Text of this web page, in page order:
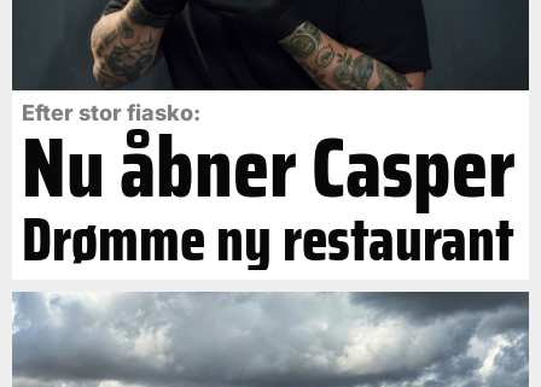
Efter stor fiasko:
Nu åbner Casper
Drømme ny restaurant